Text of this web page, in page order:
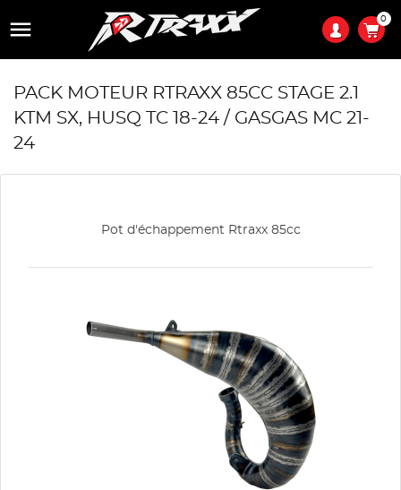
 0
PACK MOTEUR RTRAXX 85CC STAGE 2.1
KTM SX, HUSQ TC 18-24 / GASGAS MC 21-
24
Pot d'échappement Rtraxx 85cc